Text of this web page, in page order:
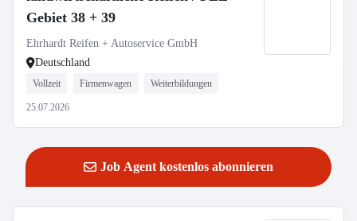
Gebiet 38 + 39
Ehrhardt Reifen + Autoservice GmbH
Deutschland
Vollzeit Firmenwagen Weiterbildungen
25.07.2026
Job Agent kostenlos abonnieren